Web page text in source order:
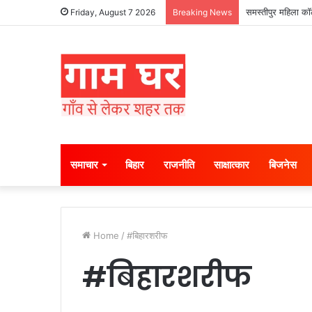
Friday, August 7 2026 Breaking News समस्तीपुर महिला
समाचार बिहार राजनीति साक्षात्कार बिजनेस
Home / #बिहारशरीफ
#बिहारशरीफ